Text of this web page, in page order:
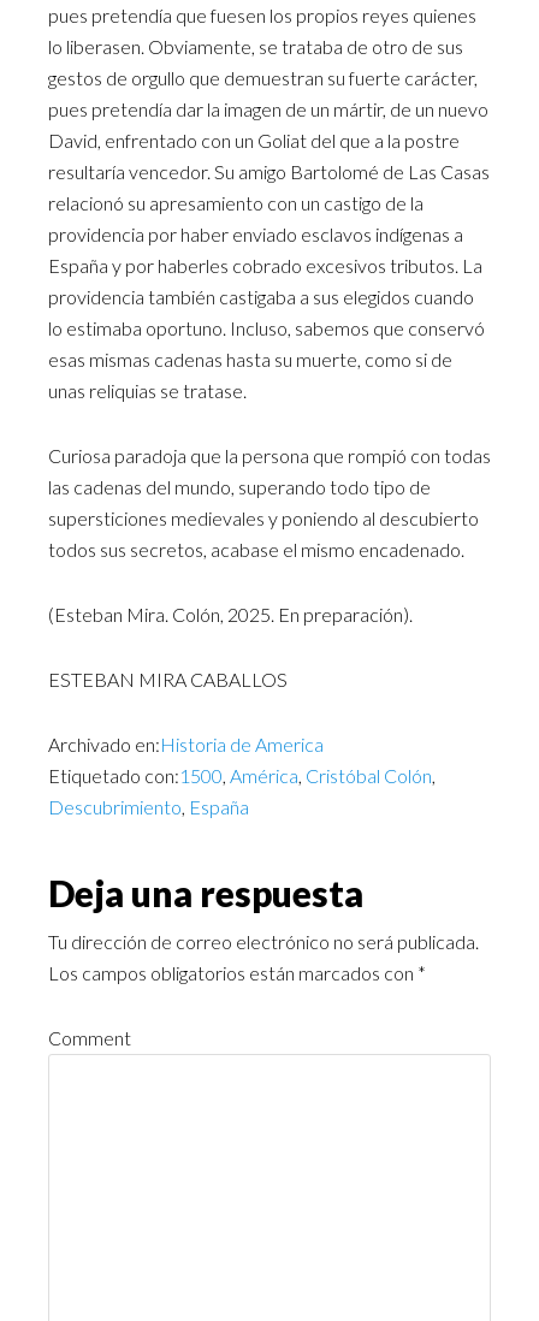
pues pretendía que fuesen los propios reyes quienes
lo liberasen. Obviamente, se trataba de otro de sus
gestos de orgullo que demuestran su fuerte carácter,
pues pretendía dar la imagen de un mártir, de un nuevo
David, enfrentado con un Goliat del que a la postre
resultaría vencedor. Su amigo Bartolomé de Las Casas
relacionó su apresamiento con un castigo de la
providencia por haber enviado esclavos indígenas a
España y por haberles cobrado excesivos tributos. La
providencia también castigaba a sus elegidos cuando
lo estimaba oportuno. Incluso, sabemos que conservó
esas mismas cadenas hasta su muerte, como si de
unas reliquias se tratase.
Curiosa paradoja que la persona que rompió con todas
las cadenas del mundo, superando todo tipo de
supersticiones medievales y poniendo al descubierto
todos sus secretos, acabase el mismo encadenado.
(Esteban Mira. Colón, 2025. En preparación).
ESTEBAN MIRA CABALLOS
Archivado en:Historia de America
Etiquetado con:1500, América, Cristóbal Colón,
Descubrimiento, España
Deja una respuesta
Tu dirección de correo electrónico no será publicada.
Los campos obligatorios están marcados con *
Comment